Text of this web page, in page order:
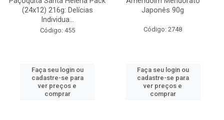
(24x12) 216g: Delícias
Individua...
Código: 455
Faça seu login ou
cadastre-se para
ver preços e
comprar
Japonês 90g
Código: 2748
Faça seu login ou
cadastre-se para
ver preços e
comprar